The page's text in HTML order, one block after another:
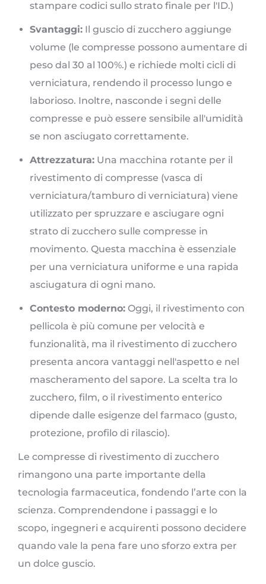
stampare codici sullo strato finale per l'ID.)
Svantaggi: Il guscio di zucchero aggiunge
volume (le compresse possono aumentare di
peso dal 30 al 100%.) e richiede molti cicli di
verniciatura, rendendo il processo lungo e
laborioso. Inoltre, nasconde i segni delle
compresse e può essere sensibile all'umidità
se non asciugato correttamente.
Attrezzatura: Una macchina rotante per il
rivestimento di compresse (vasca di
verniciatura/tamburo di verniciatura) viene
utilizzato per spruzzare e asciugare ogni
strato di zucchero sulle compresse in
movimento. Questa macchina è essenziale
per una verniciatura uniforme e una rapida
asciugatura di ogni mano.
Contesto moderno: Oggi, il rivestimento con
pellicola è più comune per velocità e
funzionalità, ma il rivestimento di zucchero
presenta ancora vantaggi nell'aspetto e nel
mascheramento del sapore. La scelta tra lo
zucchero, film, o il rivestimento enterico
dipende dalle esigenze del farmaco (gusto,
protezione, profilo di rilascio).
Le compresse di rivestimento di zucchero
rimangono una parte importante della
tecnologia farmaceutica, fondendo l’arte con la
scienza. Comprendendone i passaggi e lo
scopo, ingegneri e acquirenti possono decidere
quando vale la pena fare uno sforzo extra per
un dolce guscio.